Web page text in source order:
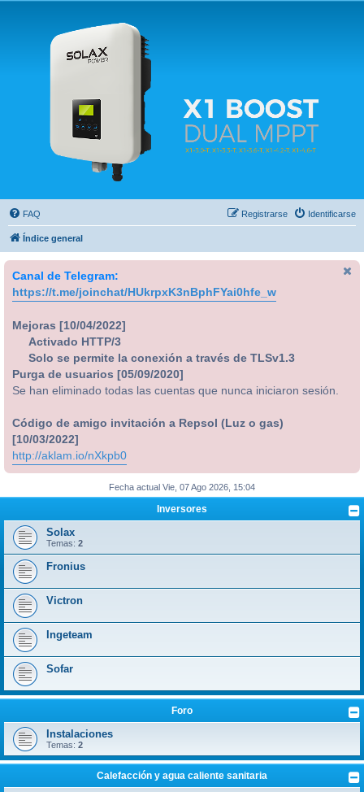
Solax FAQ
Lugar para intercambiar dudas sobre inversores solares Solax y temas relacionados.
FAQ Identificarse
Registrarse
Índice general
Canal de Telegram:
https://t.me/joinchat/HUkrpxK3nBphFYai0hfe_w
Mejoras [10/04/2022]
Activado HTTP/3
Solo se permite la conexión a través de TLSv1.3
Purga de usuarios [05/09/2020]
Se han eliminado todas las cuentas que nunca iniciaron sesión.
Código de amigo invitación a Repsol (Luz o gas)
[10/03/2022]
http://aklam.io/nXkpb0
Fecha actual Vie, 07 Ago 2026, 15:04
Inversores
Solax
Temas: 2
Fronius
Victron
Ingeteam
Sofar
Foro
Instalaciones
Temas: 2
Calefacción y agua caliente sanitaria